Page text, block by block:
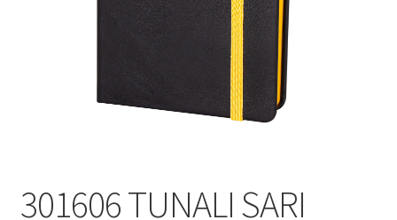
Mesafeli Satış Sözleşmesi
301606 TUNALI SARI